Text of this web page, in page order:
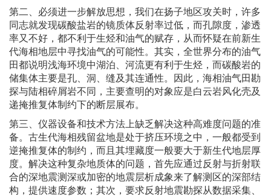
第二、必须进一步解放思想，我们在扬子地区攻关时，许多
同志就发现碳酸盐岩的镜质体反射率过低，而孔隙度，渗透
率又不好，都不利于生烃和油气的赋存，从而怀疑在前新生
代海相地层中寻找油气的可能性。其实，全世界分布的油气
田都说明浅海环境中湖泊、河流更有利于生烃，而碳酸岩的
储集体主要是孔、洞、缝及其连通性。因此，海相油气田勘
探与陆相碎屑岩不同，主要查明的对象应是白云岩风化壳及
递掩推复体制约下的断层展布。
第三、仪器设备和技术方法上缺乏解决这种高难度问题的准
备。古生代海相残留盆地是处于挤压环境之中，一般都受到
逆掩推复体的制约，而且其埋藏度一般要大于新生代地层厚
度。解决这种复杂地质体的问题，首先应通过反射与折射联
合的深地震测深或加密的地震层析成象来了解测区的深部结
构，提供速度参数；其次，要求反射地震勘探从数据采集、